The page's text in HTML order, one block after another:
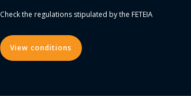
Check the regulations stipulated by the FETEIA
View conditions